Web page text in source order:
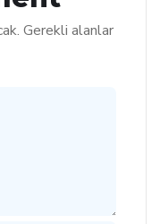
Gerekli alanlar